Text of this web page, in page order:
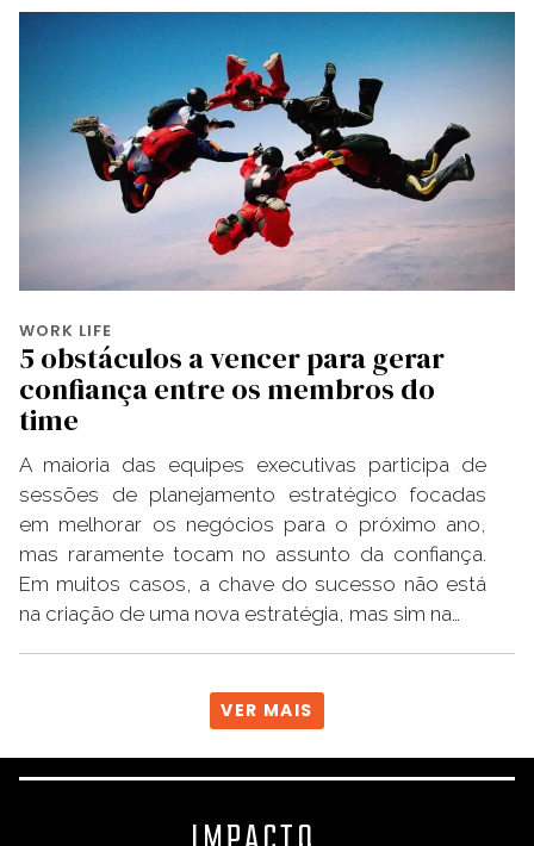
WORK LIFE
5 obstáculos a vencer para gerar
confiança entre os membros do
time
A maioria das equipes executivas participa de
sessões de planejamento estratégico focadas
em melhorar os negócios para o próximo ano,
mas raramente tocam no assunto da confiança.
Em muitos casos, a chave do sucesso não está
na criação de uma nova estratégia, mas sim na…
VER MAIS